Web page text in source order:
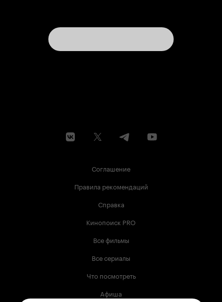
Соглашение
Правила рекомендаций
Справка
Кинопоиск PRO
Все фильмы
Все сериалы
Что посмотреть
Афиша